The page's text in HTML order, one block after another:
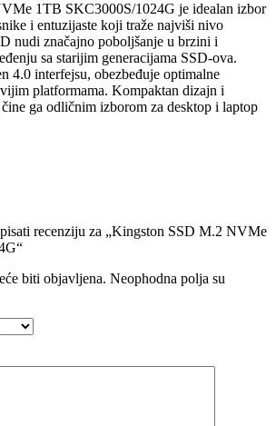
1TB SKC3000S/1024G je idealan izbor
i entuzijaste koji traže najviši nivo
nudi značajno poboljšanje u brzini i
sa starijim generacijama SSD-ova.
4.0 interfejsu, obezbeđuje optimalne
platformama. Kompaktan dizajn i
ga odličnim izborom za desktop i laptop
recenziju za „Kingston SSD M.2 NVMe
biti objavljena. Neophodna polja su